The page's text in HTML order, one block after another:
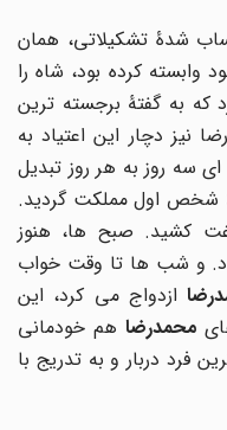
شدۀ تشکیلاتی، همان
کرده بود، شاه را
به گفتۀ برجسته ترین
دچار این اعتیاد به
سه روز به هر روز تبدیل
شامل همۀ اوقات فراغت6 شخص اول مملکت گردید.
کشید. صبح ها، هنوز
شب ها تا وقت خواب
ازدواج می کرد، این
محمدرضاهم خودمانی
فرد دربار و به تدریج با